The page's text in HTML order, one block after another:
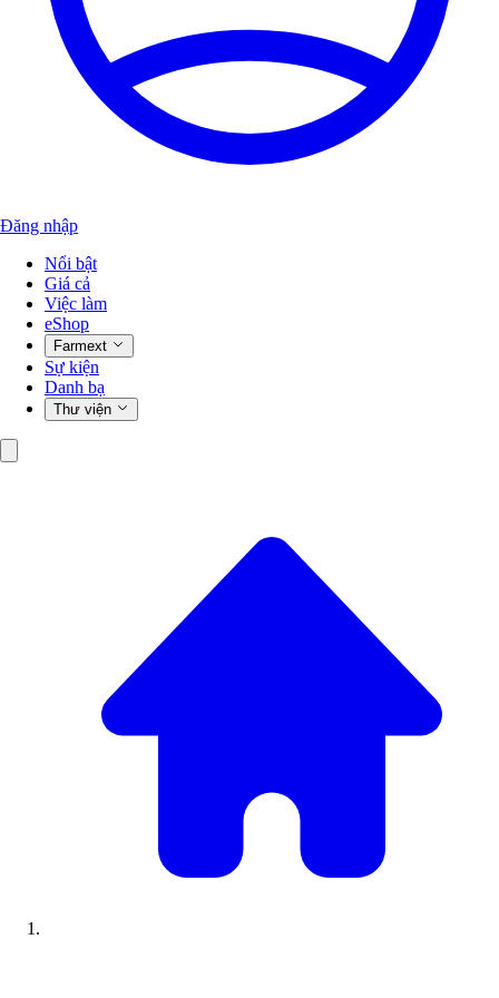
Đăng nhập
Nổi bật
Giá cả
Việc làm
eShop
Farmext
Sự kiện
Danh bạ
Thư viện